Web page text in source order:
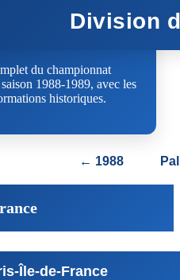
Division
du championnat
1988-1989, avec les
historiques.
← 1988
Île-de-France